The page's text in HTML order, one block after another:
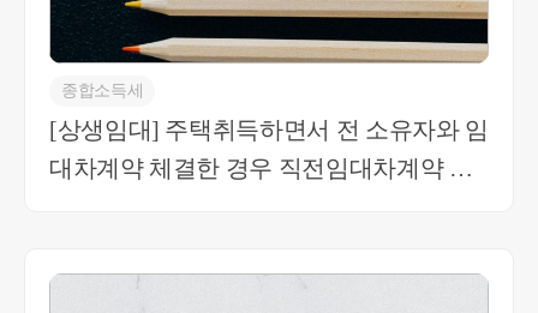
로 판단합니다. 공부상 용도도 현재 주택에 해당하
지 않으므로 c는 사실상 주택에 해당하지 않기 때문
에 기존 a주택은 1세대 1주택 양도세 비과세 가능할
합니다. * 보다 궁금한 사항이 있으실 경우, 부담없
이 02 6403 9250 또는 cta_moonyh@naver.com으로 연
종합소득세
[상생임대] 주택취득하면서 전 소유자와 임
대차계약 체결한 경우 직전임대차계약 해